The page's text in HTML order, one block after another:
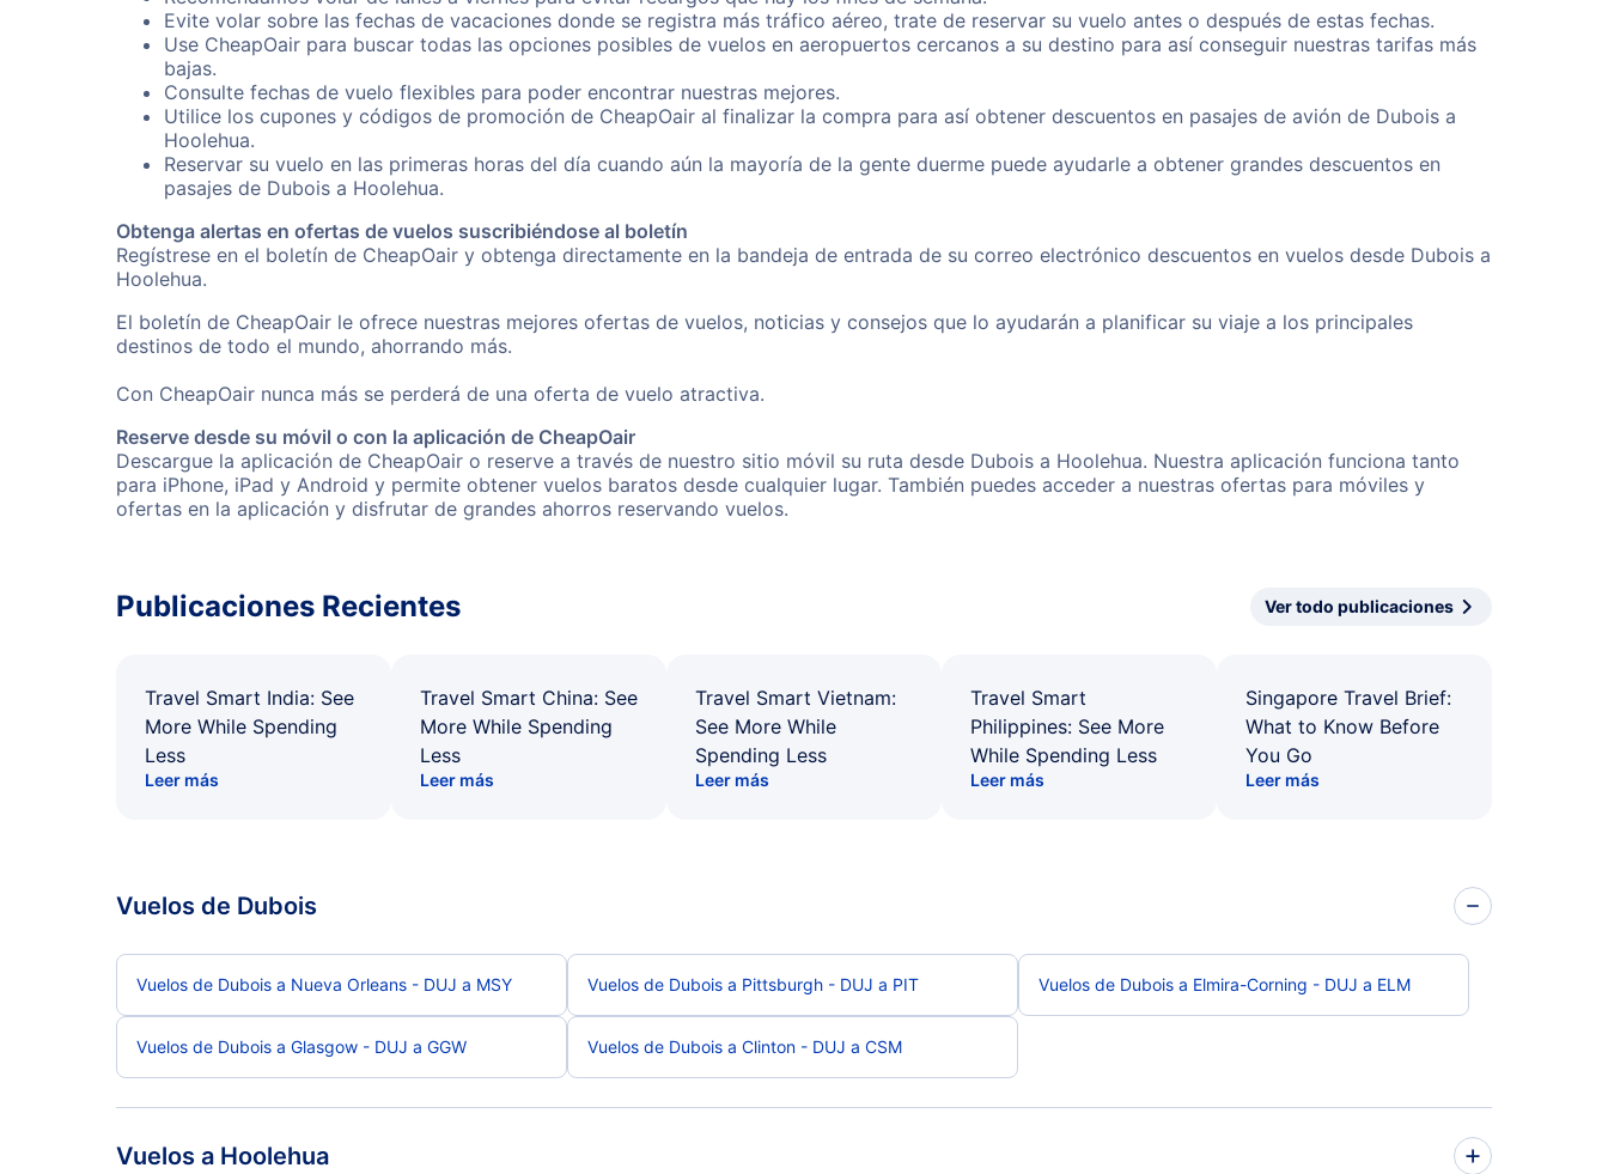
Evite volar sobre las fechas de vacaciones donde se registra más tráfico aéreo, trate de reservar su vuelo antes o después de estas fechas.
Use CheapOair para buscar todas las opciones posibles de vuelos en aeropuertos cercanos a su destino para así conseguir nuestras tarifas más
bajas.
Consulte fechas de vuelo flexibles para poder encontrar nuestras mejores.
Utilice los cupones y códigos de promoción de CheapOair al finalizar la compra para así obtener descuentos en pasajes de avión de Dubois a
Hoolehua.
Reservar su vuelo en las primeras horas del día cuando aún la mayoría de la gente duerme puede ayudarle a obtener grandes descuentos en
pasajes de Dubois a Hoolehua.
Obtenga alertas en ofertas de vuelos suscribiéndose al boletín
Regístrese en el boletín de CheapOair y obtenga directamente en la bandeja de entrada de su correo electrónico descuentos en vuelos desde Dubois a
Hoolehua.
El boletín de CheapOair le ofrece nuestras mejores ofertas de vuelos, noticias y consejos que lo ayudarán a planificar su viaje a los principales
destinos de todo el mundo, ahorrando más.
Con CheapOair nunca más se perderá de una oferta de vuelo atractiva.
Reserve desde su móvil o con la aplicación de CheapOair
Descargue la aplicación de CheapOair o reserve a través de nuestro sitio móvil su ruta desde Dubois a Hoolehua. Nuestra aplicación funciona tanto
para iPhone, iPad y Android y permite obtener vuelos baratos desde cualquier lugar. También puedes acceder a nuestras ofertas para móviles y
ofertas en la aplicación y disfrutar de grandes ahorros reservando vuelos.
Publicaciones Recientes Ver todo publicaciones
Travel Smart India: See
More While Spending
Less
Leer más
Travel Smart China: See
More While Spending
Less
Leer más
Travel Smart Vietnam:
See More While
Spending Less
Leer más
Travel Smart
Philippines: See More
While Spending Less
Leer más
Singapore Travel Brief:
What to Know Before
You Go
Leer más
Vuelos de Dubois
Vuelos de Dubois a Nueva Orleans - DUJ a MSY Vuelos de Dubois a Pittsburgh - DUJ a PIT Vuelos de Dubois a Elmira-Corning - DUJ a ELM
Vuelos de Dubois a Glasgow - DUJ a GGW Vuelos de Dubois a Clinton - DUJ a CSM
Vuelos a Hoolehua